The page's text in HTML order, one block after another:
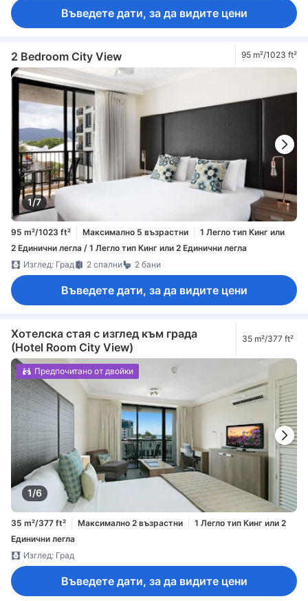
Въведете дати, за да видите цени
2 Bedroom City View 95 m²/1023 ft²
1/7
95 m²/1023 ft² Максимално 5 възрастни
1 Легло тип Кинг или
2 Единични легла / 1 Легло тип Кинг или 2 Единични легла
Изглед: Град
2 спални 2 бани
Въведете дати, за да видите цени
Хотелска стая с изглед към града
(Hotel Room City View)
35 m²/377 ft²
1/6
Предпочитано от двойки
35 m²/377 ft² Максимално 2 възрастни
1 Легло тип Кинг или 2
Единични легла
Изглед: Град
Въведете дати, за да видите цени